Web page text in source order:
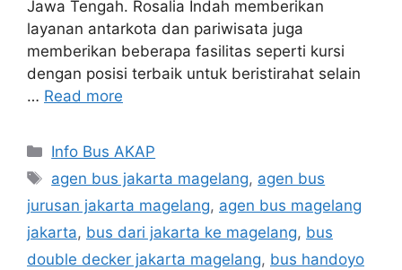
Jawa Tengah. Rosalia Indah memberikan
layanan antarkota dan pariwisata juga
memberikan beberapa fasilitas seperti kursi
dengan posisi terbaik untuk beristirahat selain
… Read more
Categories
Info Bus AKAP
Tags
agen bus jakarta magelang, agen bus
jurusan jakarta magelang, agen bus magelang
jakarta, bus dari jakarta ke magelang, bus
double decker jakarta magelang, bus handoyo